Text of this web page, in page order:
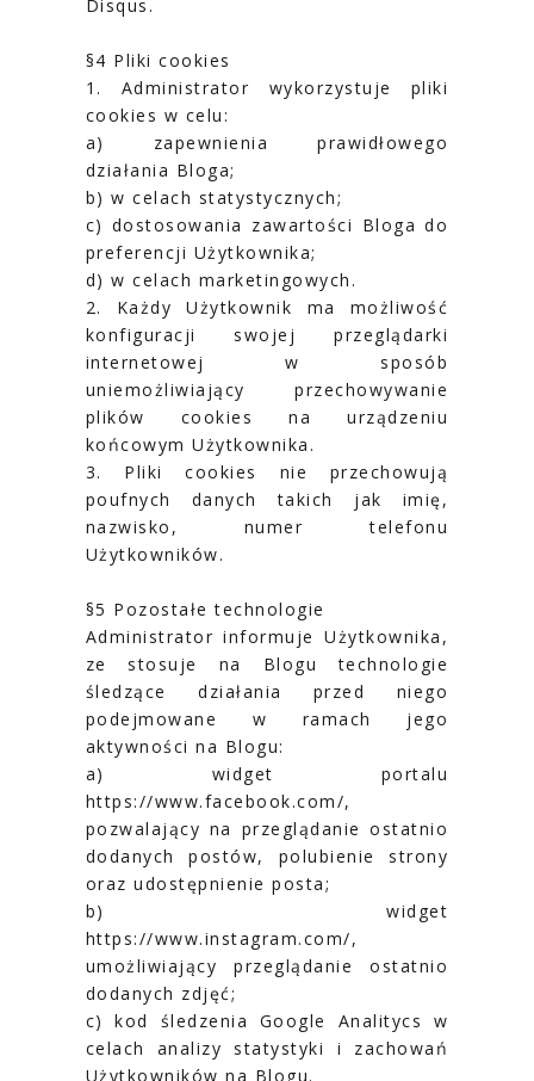
Disqus.
§4 Pliki cookies
1. Administrator wykorzystuje pliki
cookies w celu:
a) zapewnienia prawidłowego
działania Bloga;
b) w celach statystycznych;
c) dostosowania zawartości Bloga do
preferencji Użytkownika;
d) w celach marketingowych.
2. Każdy Użytkownik ma możliwość
konfiguracji swojej przeglądarki
internetowej w sposób
uniemożliwiający przechowywanie
plików cookies na urządzeniu
końcowym Użytkownika.
3. Pliki cookies nie przechowują
poufnych danych takich jak imię,
nazwisko, numer telefonu
Użytkowników.
§5 Pozostałe technologie
Administrator informuje Użytkownika,
ze stosuje na Blogu technologie
śledzące działania przed niego
podejmowane w ramach jego
aktywności na Blogu:
a) widget portalu
https://www.facebook.com/,
pozwalający na przeglądanie ostatnio
dodanych postów, polubienie strony
oraz udostępnienie posta;
b) widget
https://www.instagram.com/,
umożliwiający przeglądanie ostatnio
dodanych zdjęć;
c) kod śledzenia Google Analitycs w
celach analizy statystyki i zachowań
Użytkowników na Blogu.